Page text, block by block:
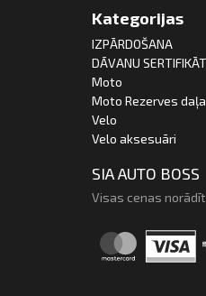
Kategorijas
IZPĀRDOŠANA
DĀVANU
Moto
Moto Rezerves
Velo
Velo aksesuāri
SIA AUTO BOSS
Visas cenas